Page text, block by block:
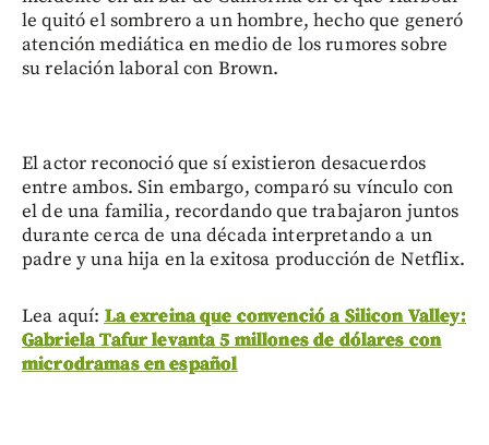
le quitó el sombrero a un hombre, hecho que generó
atención mediática en medio de los rumores sobre
su relación laboral con Brown.
El actor reconoció que sí existieron desacuerdos
entre ambos. Sin embargo, comparó su vínculo con
el de una familia, recordando que trabajaron juntos
durante cerca de una década interpretando a un
padre y una hija en la exitosa producción de Netflix.
Lea aquí: La exreina que convenció a Silicon Valley:
Gabriela Tafur levanta 5 millones de dólares con
microdramas en español